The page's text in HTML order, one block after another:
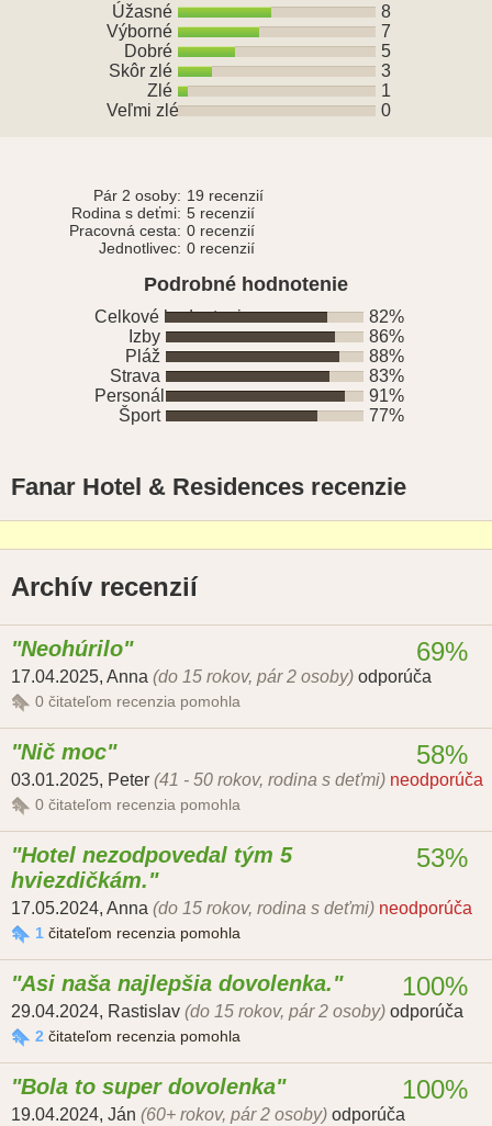
Úžasné
8
Výborné
7
Dobré
5
Skôr zlé
3
Zlé
1
Veľmi zlé
0
Pár 2 osoby: 19 recenzií
Rodina s deťmi: 5 recenzií
Pracovná cesta: 0 recenzií
Jednotlivec: 0 recenzií
Podrobné hodnotenie
Celkové hodnotenie
82%
Izby
86%
Pláž
88%
Strava
83%
Personál
91%
Šport
77%
Fanar Hotel & Residences recenzie
Archív recenzií
Neohúrilo
17.04.2025, Anna (do 15 rokov, pár 2 osoby) odporúča
0 čitateľom recenzia pomohla
69%
Nič moc
03.01.2025, Peter (41 - 50 rokov, rodina s deťmi) neodporúča
0 čitateľom recenzia pomohla
58%
Hotel nezodpovedal tým 5
hviezdičkám.
17.05.2024, Anna (do 15 rokov, rodina s deťmi) neodporúča
1 čitateľom recenzia pomohla
53%
Asi naša najlepšia dovolenka.
29.04.2024, Rastislav (do 15 rokov, pár 2 osoby) odporúča
2 čitateľom recenzia pomohla
100%
Bola to super dovolenka
19.04.2024, Ján (60+ rokov, pár 2 osoby) odporúča
100%